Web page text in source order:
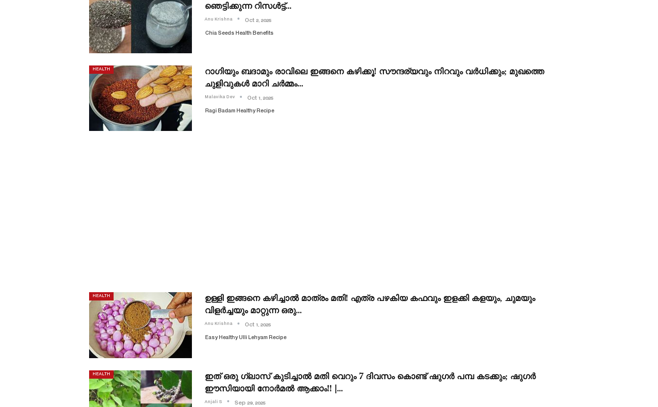
ഞെട്ടിക്കുന്ന റിസൾട്ട്…
Anu Krishna Oct 2, 2025
Chia Seeds Health Benefits
HEALTH
റാഗിയും ബദാമും രാവിലെ ഇങ്ങനെ കഴിക്കൂ! സൗന്ദര്യവും നിറവും വർധിക്കും; മുഖത്തെ
ചുളിവുകൾ മാറി ചർമ്മം…
Malavika Dev Oct 1, 2025
Ragi Badam Healthy Recipe
HEALTH
ഉള്ളി ഇങ്ങനെ കഴിച്ചാൽ മാത്രം മതി! എത്ര പഴകിയ കഫവും ഇളക്കി കളയും, ചുമയും
വിളർച്ചയും മാറ്റുന്ന ഒരു…
Anu Krishna Oct 1, 2025
Easy Healthy Ulli Lehyam Recipe
HEALTH
ഇത് ഒരു ഗ്ലാസ് കുടിച്ചാൽ മതി വെറും 7 ദിവസം കൊണ്ട് ഷുഗർ പമ്പ കടക്കും; ഷുഗർ
ഈസിയായി നോർമൽ ആക്കാം!! |…
Anjali S Sep 29, 2025